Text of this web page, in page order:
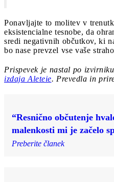
Ponavljajte to molitev v
eksistencialne tesnobe, da
sredi negativnih občutkov, ki
bo nase prevzel vse vaše
Prispevek je nastal po
izdaja Aleteie. Prevedla in
“Resnično občutenje
malenkosti mi je začelo
Preberite članek